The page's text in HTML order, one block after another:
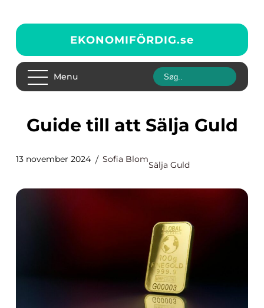
EKONOMIFÖRDIG.se
Menu
Guide till att Sälja Guld
13 november 2024 Sofia Blom
Sälja Guld